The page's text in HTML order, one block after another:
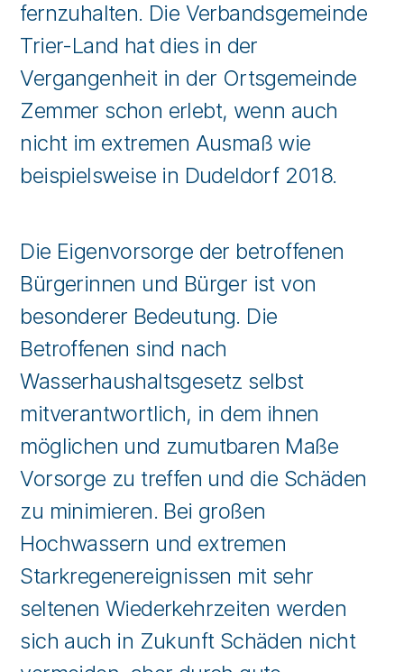
fernzuhalten. Die Verbandsgemeinde
Trier-Land hat dies in der
Vergangenheit in der Ortsgemeinde
Zemmer schon erlebt, wenn auch
nicht im extremen Ausmaß wie
beispielsweise in Dudeldorf 2018.
Die Eigenvorsorge der betroffenen
Bürgerinnen und Bürger ist von
besonderer Bedeutung. Die
Betroffenen sind nach
Wasserhaushaltsgesetz selbst
mitverantwortlich, in dem ihnen
möglichen und zumutbaren Maße
Vorsorge zu treffen und die Schäden
zu minimieren. Bei großen
Hochwassern und extremen
Starkregenereignissen mit sehr
seltenen Wiederkehrzeiten werden
sich auch in Zukunft Schäden nicht